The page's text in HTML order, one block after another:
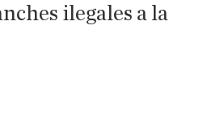
ilegales a la